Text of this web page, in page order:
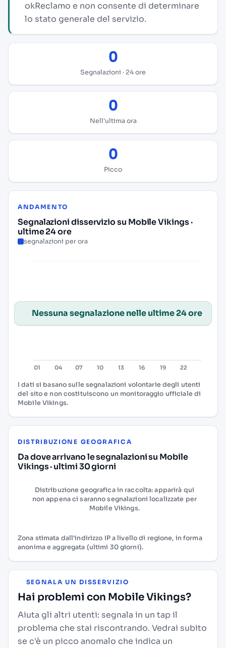
okReclamo e non consente di determinare
lo stato generale del servizio.
0
Segnalazioni · 24 ore
0
Nell'ultima ora
0
Picco
ANDAMENTO
Segnalazioni disservizio su Mobile Vikings ·
ultime 24 ore
segnalazioni per ora
Nessuna segnalazione nelle ultime 24 ore
I dati si basano sulle segnalazioni volontarie degli utenti
del sito e non costituiscono un monitoraggio ufficiale di
Mobile Vikings.
DISTRIBUZIONE GEOGRAFICA
Da dove arrivano le segnalazioni su Mobile
Vikings · ultimi 30 giorni
Distribuzione geografica in raccolta: apparirà qui
non appena ci saranno segnalazioni localizzate per
Mobile Vikings.
Zona stimata dall'indirizzo IP a livello di regione, in forma
anonima e aggregata (ultimi 30 giorni).
SEGNALA UN DISSERVIZIO
Hai problemi con Mobile Vikings?
Aiuta gli altri utenti: segnala in un tap il
problema che stai riscontrando. Vedrai subito
se c'è un picco anomalo che indica un